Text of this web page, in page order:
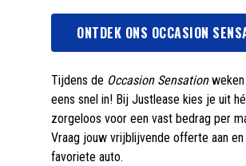
ONTDEK ONS OCCASION
Tijdens de Occasion Sensationweken
eens snel in! Bij Justlease kies je uit
zorgeloos voor een vast bedrag per
Vraag jouw vrijblijvende offerte aan
favoriete auto.